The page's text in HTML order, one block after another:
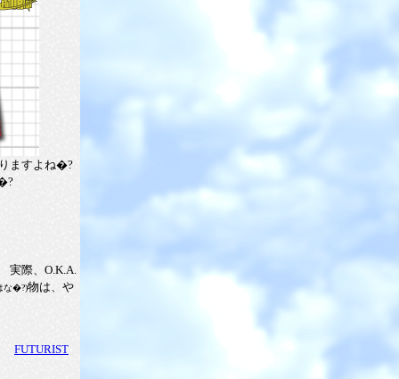
ますよね�?
際、O.K.A.
な�?)物は、や
FUTURIST